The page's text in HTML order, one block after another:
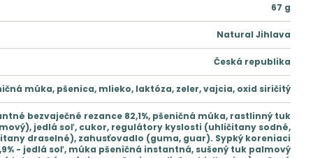
67 g
Natural Jihlava
Česká republika
múka, pšenica, mlieko, laktóza, zeler, vajcia, oxid siričitý
bezvaječné rezance 82,1%, pšeničná múka, rastlinný tuk
jedlá soľ, cukor, regulátory kyslosti (uhličitany sodné,
draselné), zahusťovadlo (guma, guar). Sypký koreniaci
- jedlá soľ, múka pšeničná instantná, sušený tuk palmový